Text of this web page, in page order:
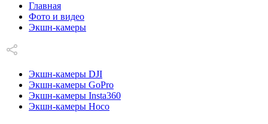
Главная
Фото и видео
Экшн-камеры
Экшн-камеры DJI
Экшн-камеры GoPro
Экшн-камеры Insta360
Экшн-камеры Hoco